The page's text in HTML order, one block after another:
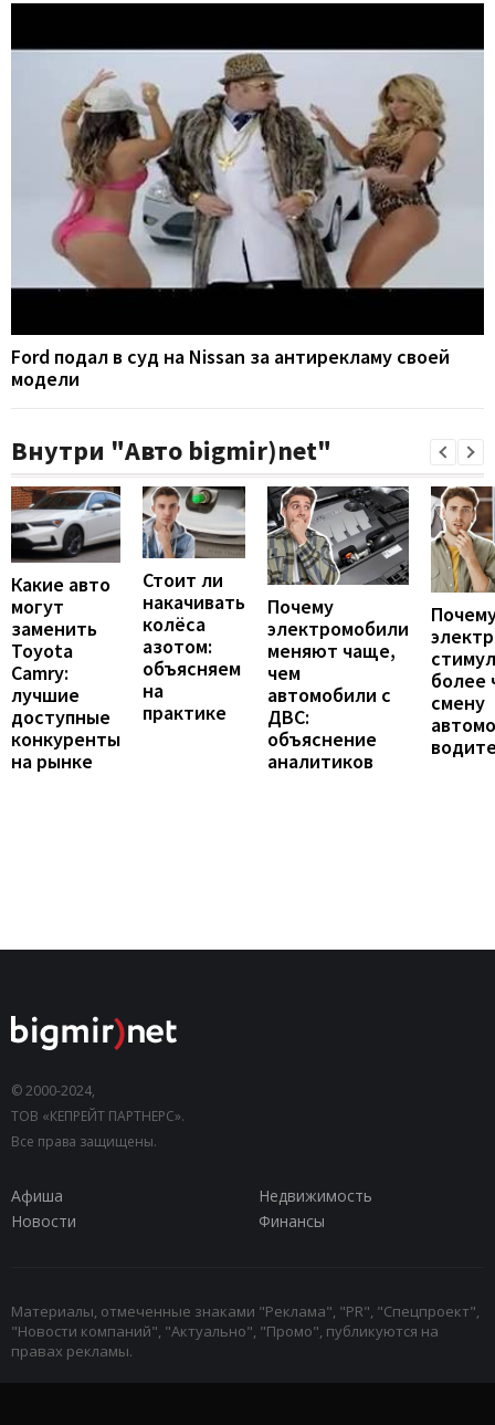
Ford подал в суд на Nissan за антирекламу своей
модели
Внутри "Авто bigmir)net"
Какие авто
могут
заменить
Toyota
Camry:
лучшие
доступные
конкуренты
на рынке
Стоит ли
накачивать
колёса
азотом:
объясняем
на
практике
Почему
электромобили
меняют чаще,
чем
автомобили с
ДВС:
объяснение
аналитиков
более
смену
© 2000-2024,
ТОВ «КЕПРЕЙТ ПАРТНЕРС».
Все права защищены.
Афиша
Недвижимость
Новости
Финансы
Материалы, отмеченные знаками "Реклама", "PR", "Спецпроект",
"Новости компаний", "Актуально", "Промо", публикуются на
правах рекламы.